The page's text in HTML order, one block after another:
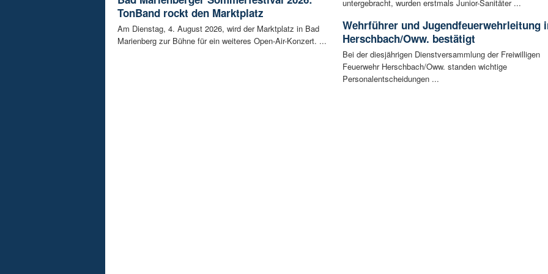
TonBand rockt den Marktplatz
Am Dienstag, 4. August 2026, wird der Marktplatz in Bad
Marienberg zur Bühne für ein weiteres Open-Air-Konzert. ...
untergebracht, wurden erstmals Junior-Sanitäter ...
Wehrführer und Jugendfeuerwehrleitung
Herschbach/Oww. bestätigt
Bei der diesjährigen Dienstversammlung der Freiwilligen
Feuerwehr Herschbach/Oww. standen wichtige
Personalentscheidungen ...